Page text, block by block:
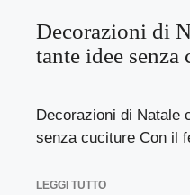
Decorazioni di
tante idee senza
Decorazioni di Natale
senza cuciture Con il
LEGGI TUTTO